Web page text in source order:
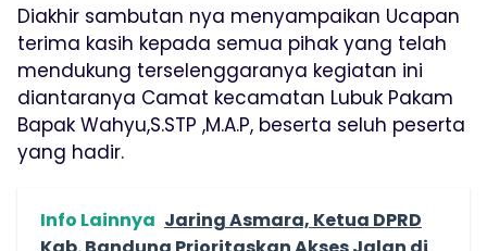
Diakhir sambutan nya menyampaikan Ucapan
terima kasih kepada semua pihak yang telah
mendukung terselenggaranya kegiatan ini
diantaranya Camat kecamatan Lubuk Pakam
Bapak Wahyu,S.STP ,M.A.P, beserta seluh peserta
yang hadir.
Info Lainnya Jaring Asmara, Ketua DPRD